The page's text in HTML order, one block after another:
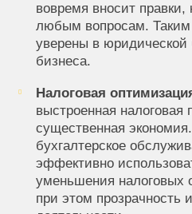
вовремя вносит правки,
любым вопросам. Таким
уверены в юридической
бизнеса.
Налоговая
выстроенная
существенная
бухгалтерское
эффективно
уменьшения налоговых
при этом прозрачность